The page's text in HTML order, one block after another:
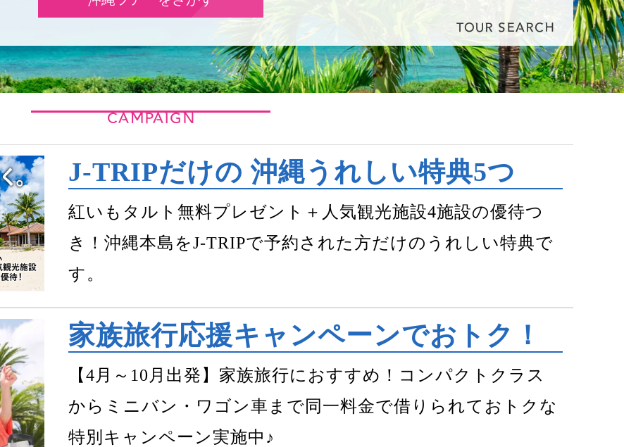
TOUR SEARCH
CAMPAIGN
J-TRIPだけの 沖縄うれしい特典5つ
紅いもタルト無料プレゼント＋人気観光施設4施設の優待つ
き！沖縄本島をJ-TRIPで予約された方だけのうれしい特典で
す。
家族旅行応援キャンペーンでおトク！
【4月～10月出発】家族旅行におすすめ！コンパクトクラス
からミニバン・ワゴン車まで同一料金で借りられておトクな
特別キャンペーン実施中♪